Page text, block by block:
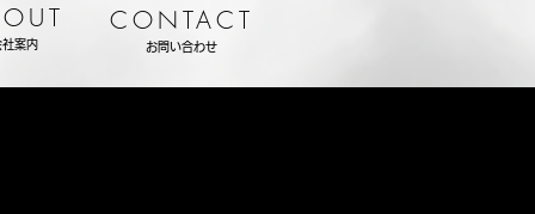
社案内
CONTACT
お問い合わせ